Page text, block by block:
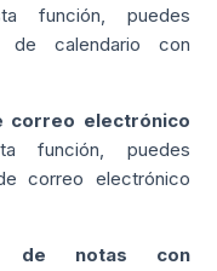
función, puedes
de calendario con
correo electrónico
función, puedes
correo electrónico
de notas con